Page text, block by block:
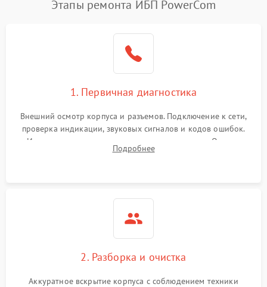
Этапы ремонта ИБП PowerCom
1. Первичная диагностика
Внешний осмотр корпуса и разъемов. Подключение к сети,
проверка индикации, звуковых сигналов и кодов ошибок.
Измерение входного и выходного напряжения. Оценка
реакции ИБП на отключение основного питания без
Подробнее
2. Разборка и очистка
Аккуратное вскрытие корпуса с соблюдением техники